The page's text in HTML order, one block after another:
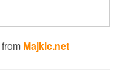
from Majkic.net